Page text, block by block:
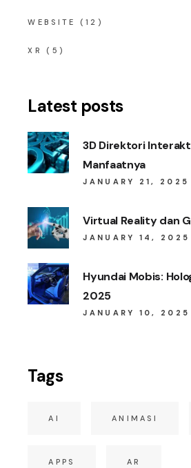
WEBSITE (12)
XR (5)
Latest posts
3D Direktori
Manfaatnya
JANUARY 21, 2025
Virtual Reality dan
JANUARY 14, 2025
Hyundai Mobis:
2025
JANUARY 10, 2025
Tags
AI ANIMASI
APPS AR